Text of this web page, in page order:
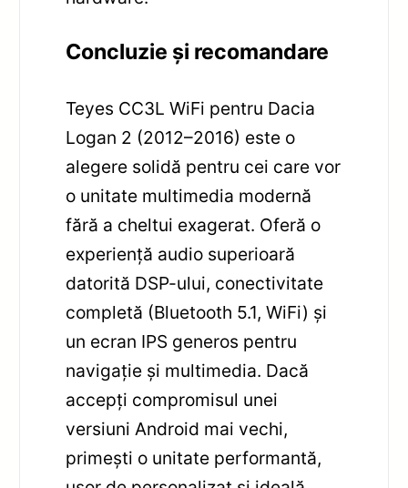
Concluzie și recomandare
Teyes CC3L WiFi pentru Dacia
Logan 2 (2012–2016) este o
alegere solidă pentru cei care vor
o unitate multimedia modernă
fără a cheltui exagerat. Oferă o
experiență audio superioară
datorită DSP-ului, conectivitate
completă (Bluetooth 5.1, WiFi) și
un ecran IPS generos pentru
navigație și multimedia. Dacă
accepți compromisul unei
versiuni Android mai vechi,
primești o unitate performantă,